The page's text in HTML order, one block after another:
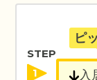
ピ
STEP
1